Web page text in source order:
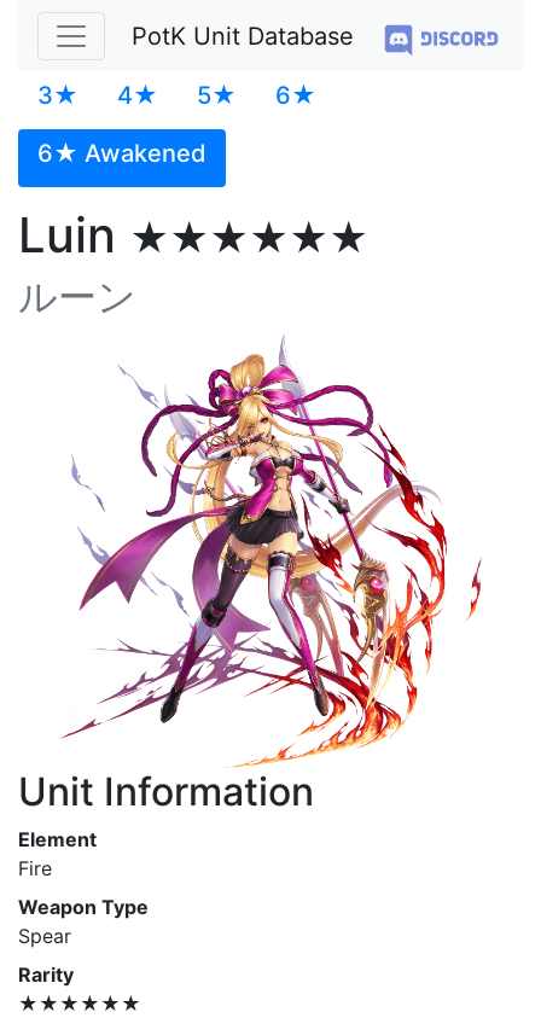
PotK Unit Database
3★ 4★ 5★
6★
6★ Awakened
Luin ★★★★★★
ルーン
Unit Information
Element
Fire
Weapon Type
Spear
Rarity
★★★★★★